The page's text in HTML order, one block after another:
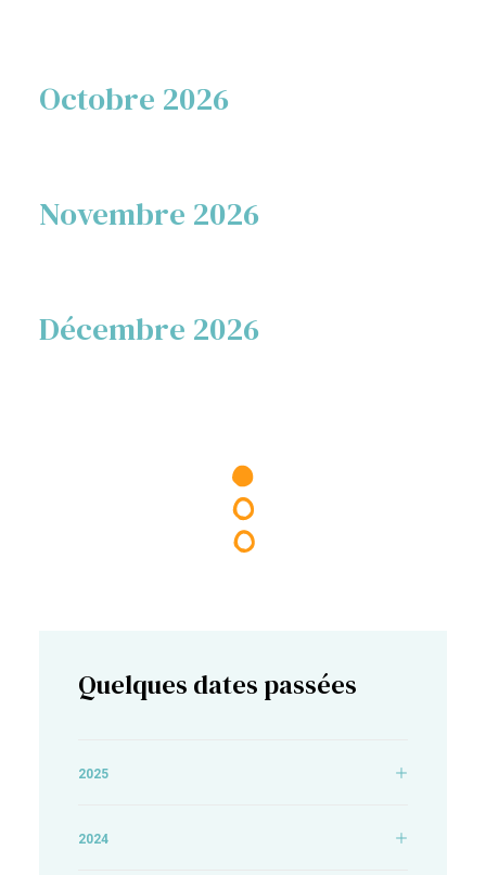
Octobre 2026
Novembre 2026
Décembre 2026
Quelques dates passées
2025
2024